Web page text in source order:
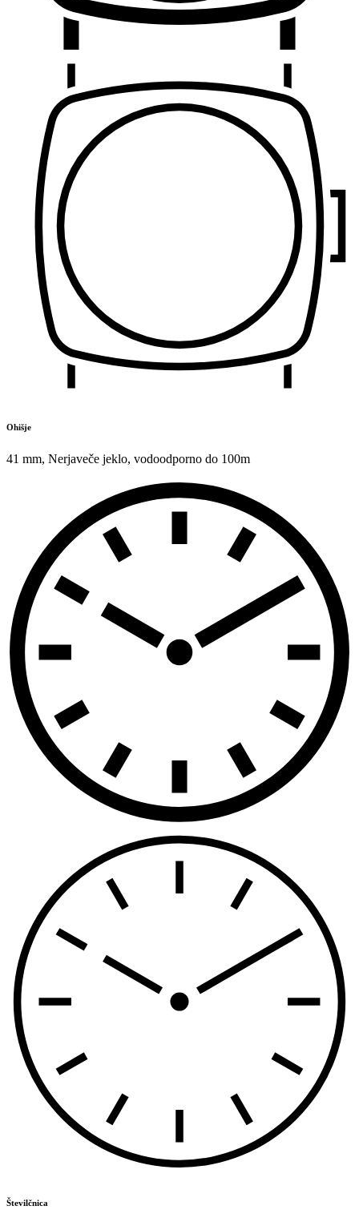
Ohišje
41 mm, Nerjaveče jeklo, vodoodporno do 100m
Številčnica